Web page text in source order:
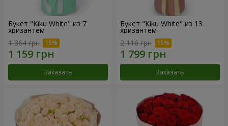
Букет "Kiku White" из 7
хризантем
1 364 грн
Заказать
Букет "Kiku White" из 13
хризантем
2 116 грн
Заказать